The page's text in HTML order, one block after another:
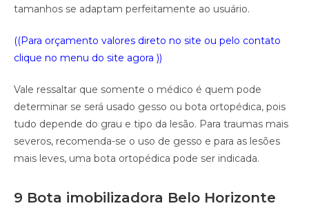
tamanhos se adaptam perfeitamente ao usuário.
((Para orçamento valores direto no site ou pelo contato
clique no menu do site agora ))
Vale ressaltar que somente o médico é quem pode
determinar se será usado gesso ou bota ortopédica, pois
tudo depende do grau e tipo da lesão. Para traumas mais
severos, recomenda-se o uso de gesso e para as lesões
mais leves, uma bota ortopédica pode ser indicada.
9 Bota imobilizadora Belo Horizonte